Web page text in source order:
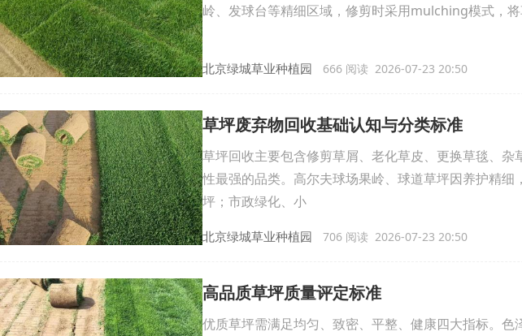
岭、发球台等精细区域，修剪时采用mulching模式，
北京绿城草业种植园 666 阅读 2026-07-23 20:50
草坪废弃物回收基础认知与分类标准
草坪回收主要包含修剪草屑、老化草皮、更换草毯、
性最强的品类。高尔夫球场果岭、球道草坪因养护精
坪；市政绿化、小
北京绿城草业种植园 706 阅读 2026-07-23 20:50
高品质草坪质量评定标准
优质草坪需满足均匀、致密、平整、健康四大指标。